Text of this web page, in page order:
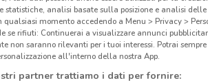
statistiche, analisi basate sulla posizione e analisi
qualsiasi momento accedendo a Menu > Privacy >
se rifiuti: Continuerai a visualizzare annunci
non saranno rilevanti per i tuoi interessi. Potrai
all'interno della nostra App.
partner trattiamo i dati per fornire: